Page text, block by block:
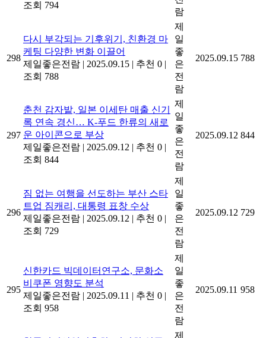
조회 794
람
298
다시 부각되는 기후위기, 친환경 마
케팅 다양한 변화 이끌어
제일좋은전람 | 2025.09.15 | 추천 0 |
조회 788
제
일
좋
은
전
람
2025.09.15 788
297
춘천 감자밭, 일본 이세탄 매출 신기
록 연속 경신… K-푸드 한류의 새로
운 아이콘으로 부상
제일좋은전람 | 2025.09.12 | 추천 0 |
조회 844
제
일
좋
은
전
람
2025.09.12 844
296
짐 없는 여행을 선도하는 부산 스타
트업 짐캐리, 대통령 표창 수상
제일좋은전람 | 2025.09.12 | 추천 0 |
조회 729
제
일
좋
은
전
람
2025.09.12 729
295
신한카드 빅데이터연구소, 문화소
비쿠폰 영향도 분석
제일좋은전람 | 2025.09.11 | 추천 0 |
조회 958
제
일
좋
은
전
람
2025.09.11 958
제